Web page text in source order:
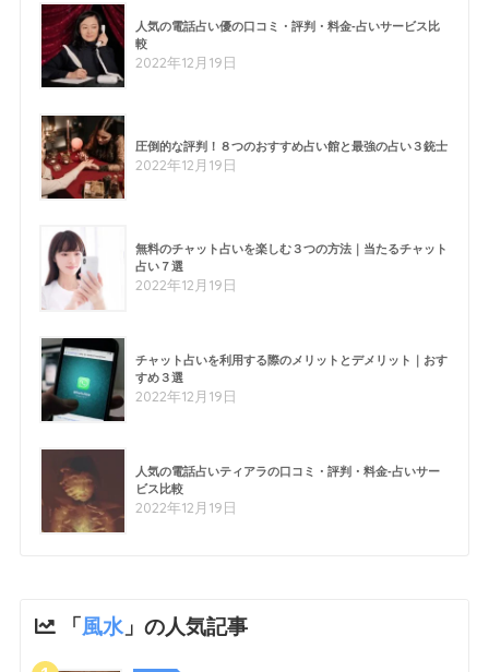
人気の電話占い優の口コミ・評判・料金-占いサービス比
較
2022年12月19日
圧倒的な評判！８つのおすすめ占い館と最強の占い３銃士
2022年12月19日
無料のチャット占いを楽しむ３つの方法｜当たるチャット
占い７選
2022年12月19日
チャット占いを利用する際のメリットとデメリット｜おす
すめ３選
2022年12月19日
人気の電話占いティアラの口コミ・評判・料金-占いサー
ビス比較
2022年12月19日
「風水」の人気記事